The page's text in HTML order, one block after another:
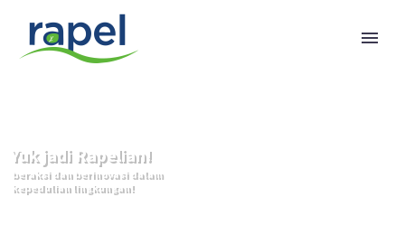
Yuk jadi Rapelian!
beraksi dan berinovasi dalam
kepedulian lingkungan!